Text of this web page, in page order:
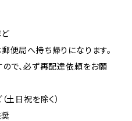
便局へ持ち帰りになります。
で、必ず再配達依頼をお願
日祝を除く）